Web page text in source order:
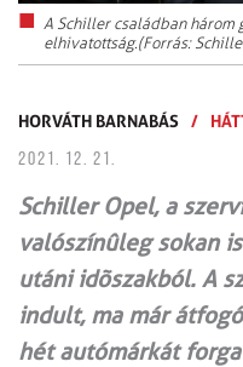
A Schiller családban három
elhivatottság.(Forrás:
HORVÁTH BARNABÁS /
2021. 12. 21.
Schiller Opel, a
valószínûleg sokan
utáni idõszakból. A
indult, ma már
hét autómárkát